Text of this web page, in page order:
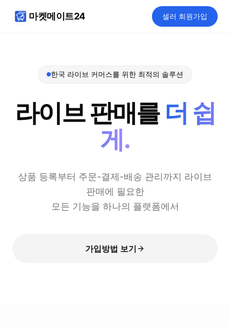
마켓메이트24 셀러 회원가입
한국 라이브 커머스를 위한 최적의 솔루션
라이브 판매를 더 쉽
게.
상품 등록부터 주문-결제-배송 관리까지 라이브
판매에 필요한
모든 기능을 하나의 플랫폼에서
가입방법 보기